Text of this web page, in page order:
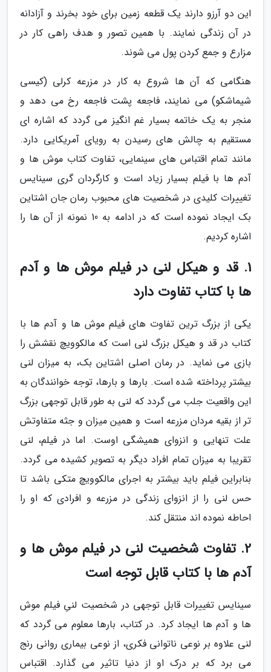
این دو آرزو دارند یک قطعه زمین برای خود بخرند و آزادانه
در آن زندگی نمایند. با همین تصور و هدف راهی کار در
مزارع و جمع کردن پول می شوند.
هنگامی که آن ها شروع به کار در مزرعه کرلی (کیسی
شیماشکو) می نمایند، فاجعه پشت فاجعه رخ می دهد و
منجر به یک خاتمه بسیار غم انگیز می گردد که اشاره ای
مستقیم به چالش های رسیدن به رویای آمریکایی دارد.
مانند تمام اقتباس های سینمایی، تفاوت کتاب موش ها و
آدم ها با فیلم بسیار زیاد است و کارگردان گری سینایس
تغییرات کلیدی در شخصیت های محبوب رمان جان اشتاین
بک ایجاد نموده است که در ادامه به 10 نمونه از آن ها را
اشاره کردیم.
1. قد و هیکل لنی در فیلم موش ها و آدم
ها با کتاب تفاوت دارد
یکی از بزرگ ترین تفاوت های فیلم موش ها و آدم ها با
کتاب در قد و هیکل بزرگ لنی است که مالکوویچ نقشش را
بازی می نماید. در رمان اصلی اشتاین بک، به میزان لنی
بیشتر پرداخته شده است. بارها و بارها، توجه خوانندگان به
این واقعیت جلب می گردد که لنی به طور قابل توجهی بزرگ
تر از بقیه مردان مزرعه است و همین میزان و جثه متفاوتش
علت تنهایی و انزوای همیشگی اوست. اما در فیلم، لنی
تقریبا به میزان تمام افراد دیگر به تصویر کشیده می گردد.
بنابراین فیلم باید بیشتر به اجرای مالکوویچ متکی باشد تا
حس لنی را از انزوای زندگی در مزرعه و افرادی که او را
احاطه نموده اند منتقل کند.
2. تفاوت شخصیت لنی در فیلم موش ها و
آدم ها با کتاب قابل توجه است
سینایس تغییرات قابل توجهی در شخصیت لنیِ فیلم موش
ها و آدم ها ایجاد کرد. در کتاب، بارها معلوم می گردد که
لنی علاوه بر نوعی ناتوانی فکری، از نوعی بیماری روانی رنج
می برد که بر درک او از دنیا تاثیر می گذارد. اقتباس